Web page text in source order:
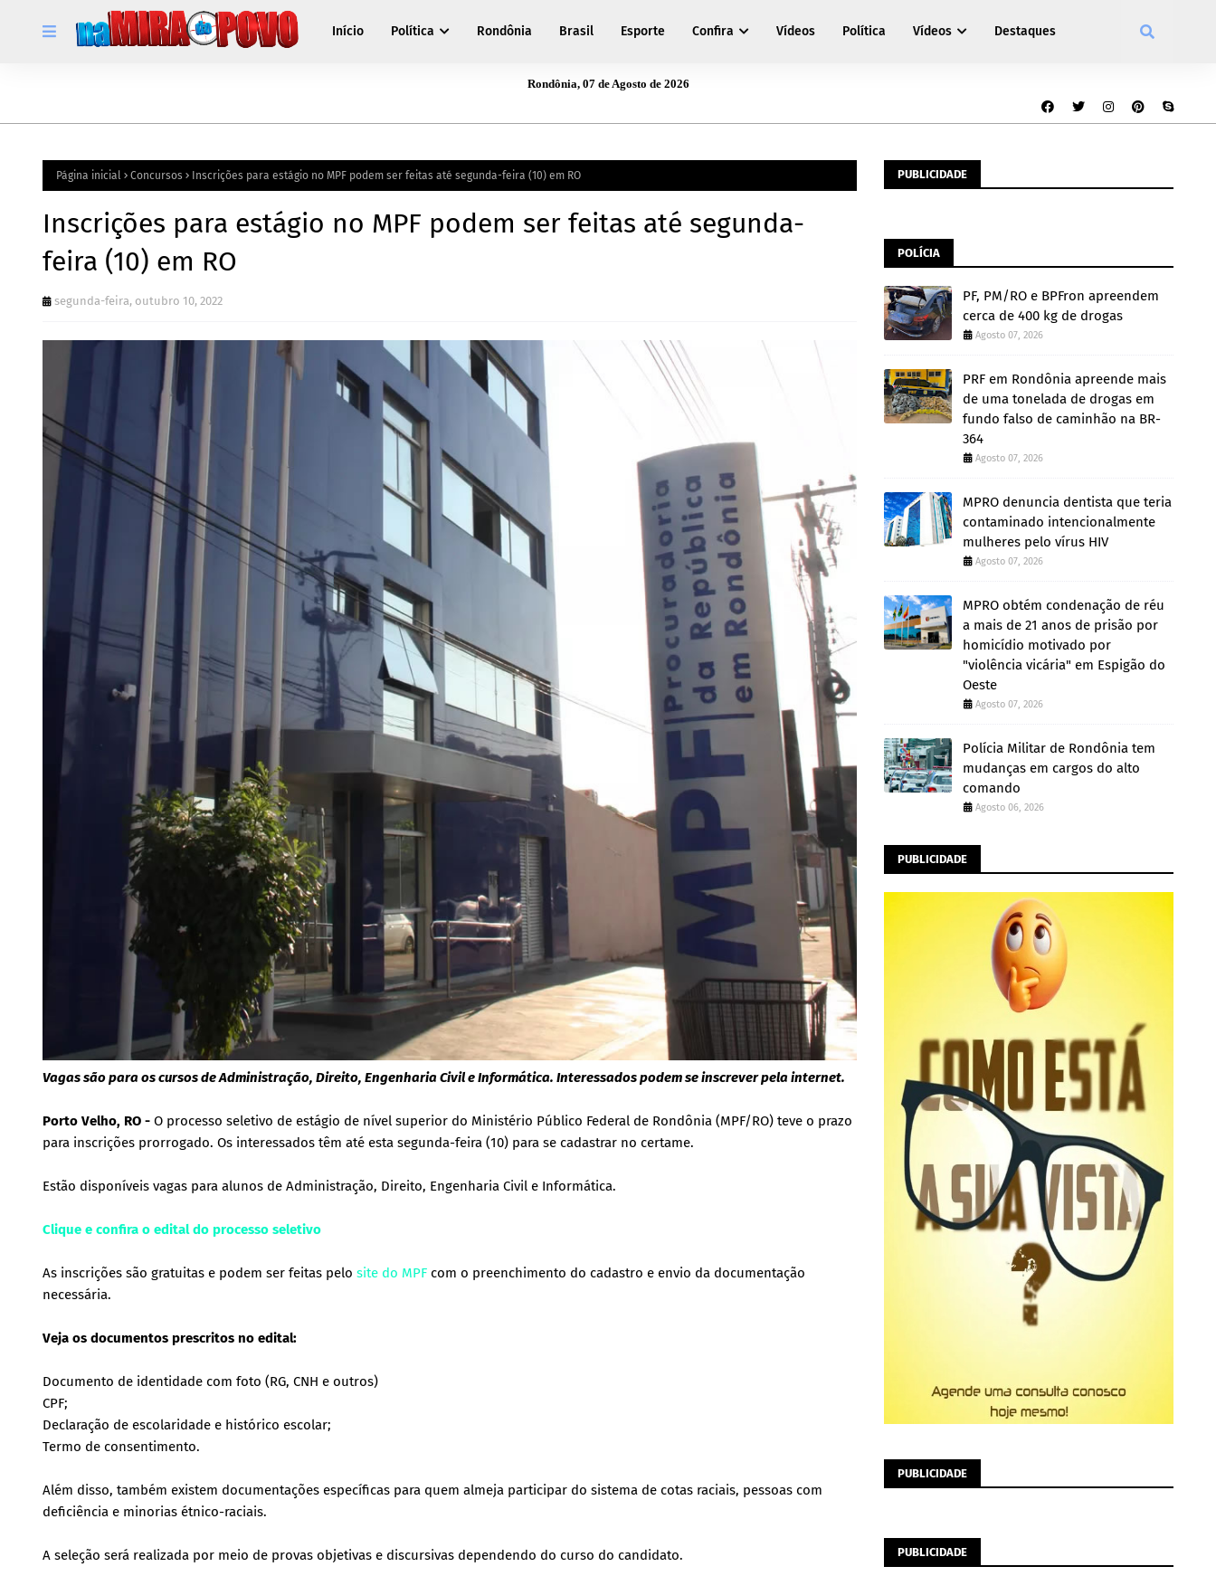
Início Política Rondônia Brasil Esporte Confira Vídeos Política Vídeos Destaques
Rondônia, 07 de Agosto de 2026
Página inicial Concursos Inscrições para estágio no MPF podem ser feitas até segunda-feira (10) em RO
Inscrições para estágio no MPF podem ser feitas até segunda-
feira (10) em RO
segunda-feira, outubro 10, 2022
Vagas são para os cursos de Administração, Direito, Engenharia Civil e Informática. Interessados podem se inscrever pela internet.
Porto Velho, RO - O processo seletivo de estágio de nível superior do Ministério Público Federal de Rondônia (MPF/RO) teve o prazo
para inscrições prorrogado. Os interessados têm até esta segunda-feira (10) para se cadastrar no certame.
Estão disponíveis vagas para alunos de Administração, Direito, Engenharia Civil e Informática.
Clique e confira o edital do processo seletivo
As inscrições são gratuitas e podem ser feitas pelo site do MPF com o preenchimento do cadastro e envio da documentação
necessária.
Veja os documentos prescritos no edital:
Documento de identidade com foto (RG, CNH e outros)
CPF;
Declaração de escolaridade e histórico escolar;
Termo de consentimento.
Além disso, também existem documentações específicas para quem almeja participar do sistema de cotas raciais, pessoas com
deficiência e minorias étnico-raciais.
A seleção será realizada por meio de provas objetivas e discursivas dependendo do curso do candidato.
PUBLICIDADE
POLÍCIA
PF, PM/RO e BPFron apreendem
cerca de 400 kg de drogas
Agosto 07, 2026
PRF em Rondônia apreende mais
de uma tonelada de drogas em
fundo falso de caminhão na BR-
364
Agosto 07, 2026
MPRO denuncia dentista que teria
contaminado intencionalmente
mulheres pelo vírus HIV
Agosto 07, 2026
MPRO obtém condenação de réu
a mais de 21 anos de prisão por
homicídio motivado por
"violência vicária" em Espigão do
Oeste
Agosto 07, 2026
Polícia Militar de Rondônia tem
mudanças em cargos do alto
comando
Agosto 06, 2026
PUBLICIDADE
PUBLICIDADE
PUBLICIDADE